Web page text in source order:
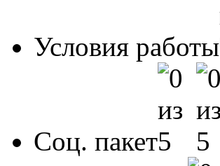
Условия работы
Соц. пакет